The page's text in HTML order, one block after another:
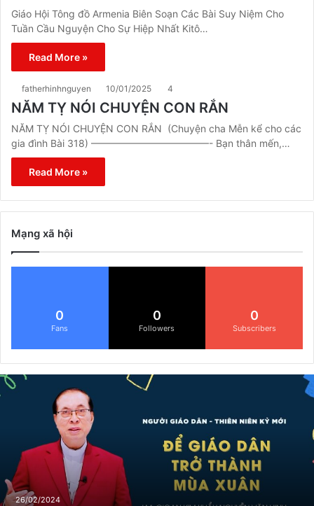
Giáo Hội Tông đồ Armenia Biên Soạn Các Bài Suy Niệm Cho
Tuần Cầu Nguyện Cho Sự Hiệp Nhất Kitô…
Read More »
fatherhinhnguyen 10/01/2025 4
NĂM TỴ NÓI CHUYỆN CON RẮN
NĂM TỴ NÓI CHUYỆN CON RẮN (Chuyện cha Mễn kể cho các
gia đình Bài 318) ————————————- Bạn thân mến,…
Read More »
Mạng xã hội
0
Fans
0
Followers
0
Subscribers
Đ
ể
â
n
26/02/2024